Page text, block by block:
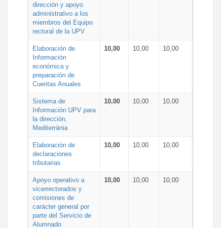
dirección y apoyo
administrativo a los
miembros del Equipo
rectoral de la UPV
Elaboración de
Información
económica y
preparación de
Cuentas Anuales
10,00 10,00 10,00
Sistema de
Información UPV para
la dirección,
Mediterrània
10,00 10,00 10,00
Elaboración de
declaraciones
tributarias
10,00 10,00 10,00
Apoyo operativo a
vicerrectorados y
comisiones de
carácter general por
parte del Servicio de
Alumnado
10,00 10,00 10,00